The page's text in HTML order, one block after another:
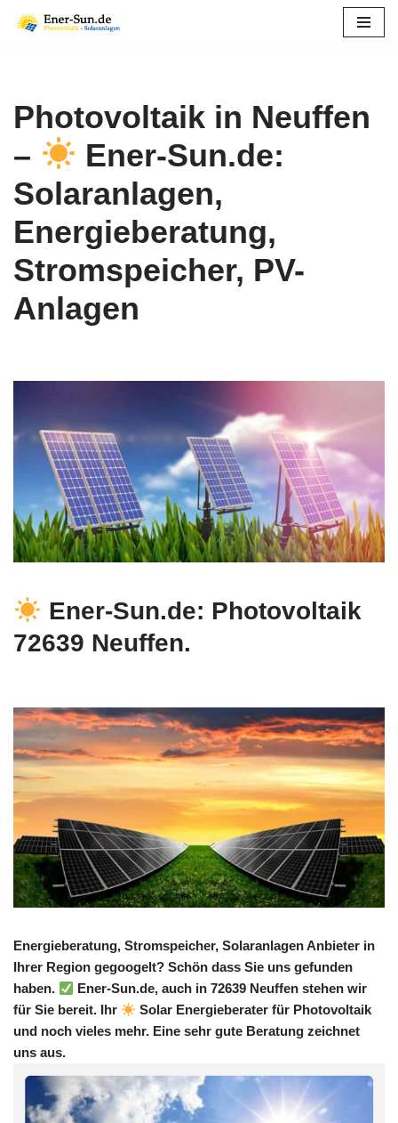
Photovoltaik in Neuffen
–
Ener-Sun.de:
Solaranlagen,
Energieberatung,
Stromspeicher, PV-
Anlagen
Ener-Sun.de: Photovoltaik
72639 Neuffen.
Energieberatung, Stromspeicher, Solaranlagen Anbieter in
Ihrer Region gegoogelt? Schön dass Sie uns gefunden
haben.
Ener-Sun.de, auch in 72639 Neuffen stehen wir
für Sie bereit. Ihr
Solar Energieberater für Photovoltaik
und noch vieles mehr. Eine sehr gute Beratung zeichnet
uns aus.